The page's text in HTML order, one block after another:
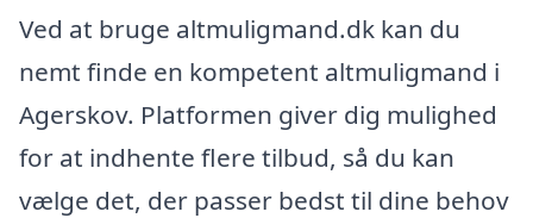
Ved at bruge altmuligmand.dk kan du
nemt finde en kompetent altmuligmand i
Agerskov. Platformen giver dig mulighed
for at indhente flere tilbud, så du kan
vælge det, der passer bedst til dine behov